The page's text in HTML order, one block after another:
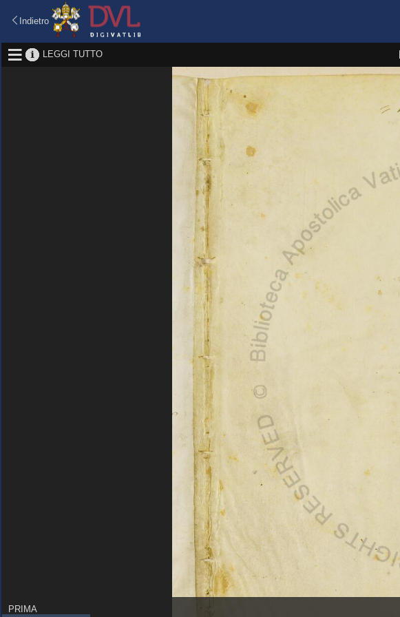
Indietro
LEGGI TUTTO
PRIMA